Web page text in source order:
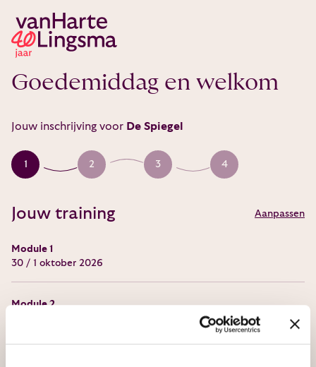
Goedemiddag en welkom
Jouw inschrijving voor De Spiegel
1 2 3 4
Jouw training Aanpassen
Module 1
30 / 1 oktober 2026
Module 2